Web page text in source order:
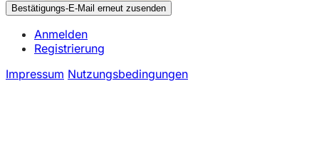
Anmelden
Registrierung
Impressum Nutzungsbedingungen